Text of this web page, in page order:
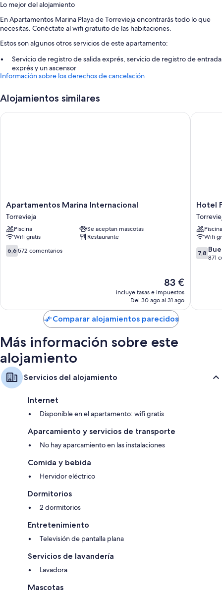
Lo mejor del alojamiento
En Apartamentos Marina Playa de Torrevieja encontrarás todo lo que
necesitas. Conéctate al wifi gratuito de las habitaciones.
Estos son algunos otros servicios de este apartamento:
Servicio de registro de salida exprés, servicio de registro de entrada
exprés y un ascensor
Espacios sin humos
Características de la habitación
Todas las habitaciones de Apartamentos Marina Playa de Torrevieja
Información sobre los derechos de cancelación
Alojamientos similares
Apartamentos
Marina
Internacional
Torrevieja
Apartamentos Marina Internacional
Torrevieja
Piscina
Se aceptan mascotas
Wifi gratis
Restaurante
6.6
sobre
6,6 572 comentarios
El
precio
actual
de
83 €
83 €
incluye tasas e impuestos
Del 30 ago al 31 ago
Apartamentos Marina Internacional
Hotel
Fontana
Plaza
Hotel
Piscina
Wifi
7.8
sobre
7,8
871
Hotel
Comparar alojamientos parecidos
Más información sobre este
alojamiento
Servicios del alojamiento
Internet
Disponible en el apartamento: wifi gratis
Aparcamiento y servicios de transporte
No hay aparcamiento en las instalaciones
Comida y bebida
Hervidor eléctrico
Dormitorios
2 dormitorios
Entretenimiento
Televisión de pantalla plana
Servicios de lavandería
Lavadora
Mascotas